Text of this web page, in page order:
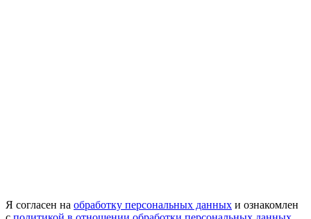
Я согласен на обработку персональных данных и ознакомлен